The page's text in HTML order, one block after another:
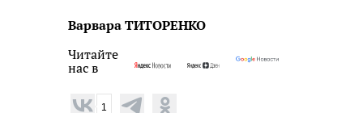
Варвара ТИТОРЕНКО
Читайте
нас в
1